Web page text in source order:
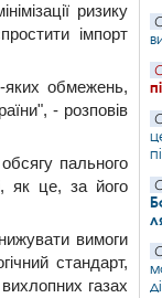
ризику
імпорт
яких обмежень,
- розповів
пального
як це, за його
вимоги
стандарт,
газах